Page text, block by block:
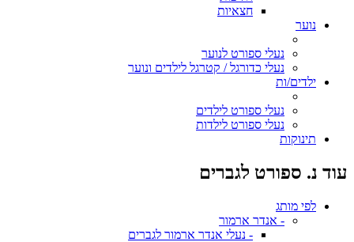
חצאיות
נוער
נעלי ספורט לנוער
נעלי כדורגל / קטרגל לילדים ונוער
ילדים/ות
נעלי ספורט לילדים
נעלי ספורט לילדות
תינוקות
עוד נ. ספורט לגברים
לפי מותג
- אנדר ארמור
- נעלי אנדר ארמור לגברים